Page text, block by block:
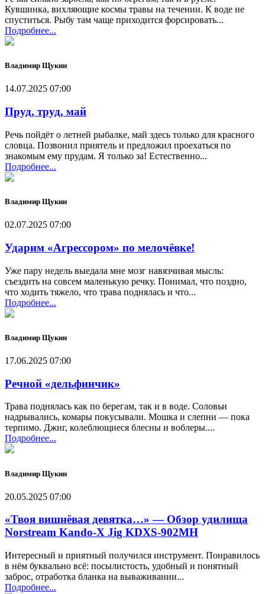
Кувшинка, вихляющие космы травы на течении. К воде не
спуститься. Рыбу там чаще приходится форсировать...
Подробнее...
Владимир Щукин
14.07.2025 07:00
Пруд, труд, май
Речь пойдёт о летней рыбалке, май здесь только для красного
словца. Позвонил приятель и предложил проехаться по
знакомым ему прудам. Я только за! Естественно...
Подробнее...
Владимир Щукин
02.07.2025 07:00
Ударим «Агрессором» по мелочёвке!
Уже пару недель выедала мне мозг навязчивая мысль:
съездить на совсем маленькую речку. Понимал, что поздно,
что ходить тяжело, что трава поднялась и что...
Подробнее...
Владимир Щукин
17.06.2025 07:00
Речной «дельфинчик»
Трава поднялась как по берегам, так и в воде. Соловьи
надрывались, комары покусывали. Мошка и слепни — пока
терпимо. Джиг, колеблющиеся блесны и воблеры....
Подробнее...
Владимир Щукин
20.05.2025 07:00
«Твоя вишнёвая девятка…» — Обзор удилища
Norstream Kando-X Jig KDXS-902MH
Интересный и приятный получился инструмент. Понравилось
в нём буквально всё: посылистость, удобный и понятный
заброс, отработка бланка на вываживании...
Подробнее...